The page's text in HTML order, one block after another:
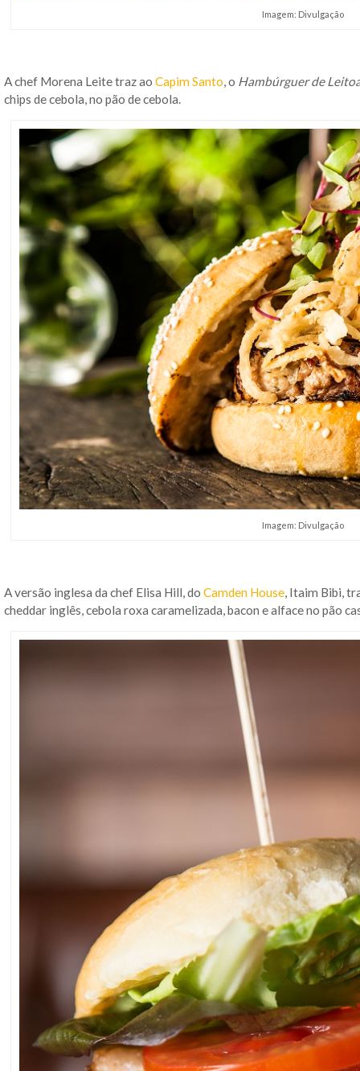
Imagem: Divulgação
A chef Morena Leite traz ao Capim Santo, o Hambúrguer de
chips de cebola, no pão de cebola.
Imagem: Divulgação
A versão inglesa da chef Elisa Hill, do Camden House, Itaim Bibi,
cheddar inglês, cebola roxa caramelizada, bacon e alface no pão